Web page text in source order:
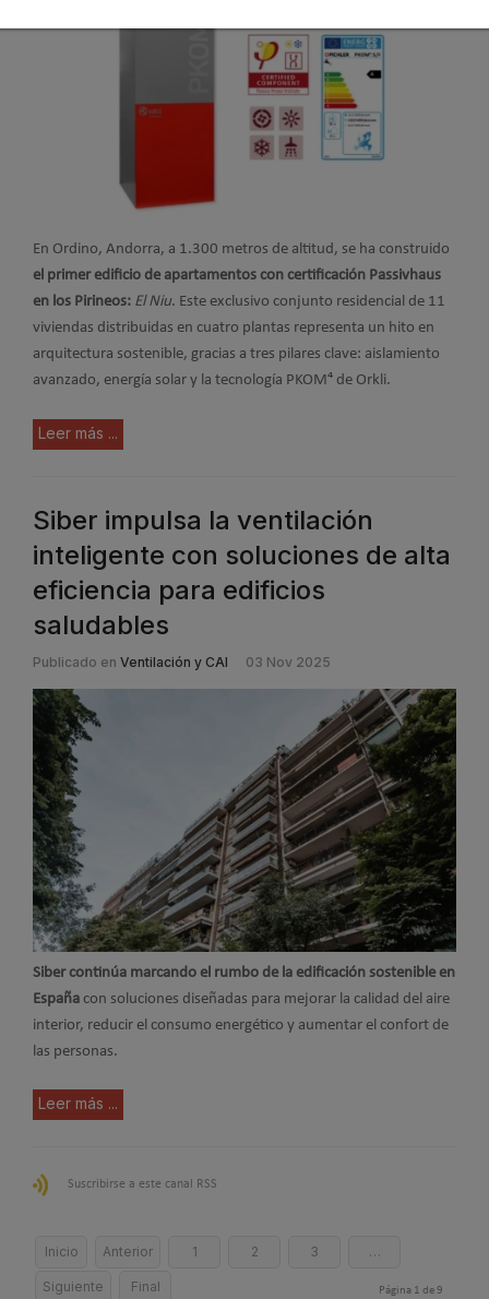
En Ordino, Andorra, a 1.300 metros de altitud, se ha construido
el primer edificio de apartamentos con certificación Passivhaus
en los Pirineos: El Niu. Este exclusivo conjunto residencial de 11
viviendas distribuidas en cuatro plantas representa un hito en
arquitectura sostenible, gracias a tres pilares clave: aislamiento
avanzado, energía solar y la tecnología PKOM⁴ de Orkli.
Leer más ...
Siber impulsa la ventilación
inteligente con soluciones de alta
eficiencia para edificios
saludables
Publicado en Ventilación y CAI 03 Nov 2025
Siber continúa marcando el rumbo de la edificación sostenible en
España con soluciones diseñadas para mejorar la calidad del aire
interior, reducir el consumo energético y aumentar el confort de
las personas.
Leer más ...
Suscribirse a este canal RSS
Inicio Anterior 1 2 3 …
Siguiente Final Página 1 de 9